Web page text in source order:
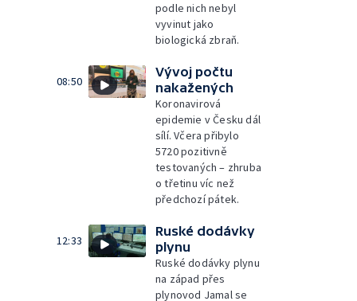
podle nich nebyl
vyvinut jako
biologická zbraň.
08:50
Vývoj počtu
nakažených
Koronavirová
epidemie v Česku dál
sílí. Včera přibylo
5720 pozitivně
testovaných – zhruba
o třetinu víc než
předchozí pátek.
12:33
Ruské dodávky
plynu
Ruské dodávky plynu
na západ přes
plynovod Jamal se